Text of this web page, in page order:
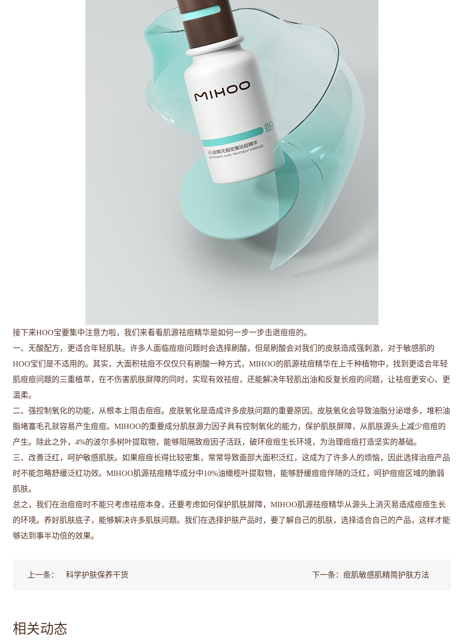
接下来HOO宝要集中注意力啦，我们来看看肌源祛痘精华是如何一步一步击退痘痘的。
一、无酸配方，更适合年轻肌肤。许多人面临痘痘问题时会选择刷酸，但是刷酸会对我们的皮肤造成强刺激，对于敏感肌的
HOO宝们是不适用的。其实，大面积祛痘不仅仅只有刷酸一种方式，MIHOO的肌源祛痘精华在上千种植物中，找到更适合年轻
肌痘痘问题的三重植萃，在不伤害肌肤屏障的同时，实现有效祛痘，还能解决年轻肌出油和反复长痘的问题，让祛痘更安心、更
温柔。
二、强控制氧化的功能，从根本上阻击痘痘。皮肤氧化是造成许多皮肤问题的重要原因。皮肤氧化会导致油脂分泌增多，堆积油
脂堵塞毛孔就容易产生痘痘。MIHOO的重要成分肌肤源力因子具有控制氧化的能力，保护肌肤屏障，从肌肤源头上减少痘痘的
产生。除此之外，4%的波尔多树叶提取物，能够阻隔致痘因子活跃，破环痘痘生长环境，为治理痘痘打造坚实的基础。
三、改善泛红，呵护敏感肌肤。如果痘痘长得比较密集，常常导致面部大面积泛红，这成为了许多人的烦恼，因此选择治痘产品
时不能忽略舒缓泛红功效。MIHOO肌源祛痘精华成分中10%油橄榄叶提取物，能够舒缓痘痘伴随的泛红，呵护痘痘区域的脆弱
肌肤。
总之，我们在治痘痘时不能只考虑祛痘本身，还要考虑如何保护肌肤屏障，MIHOO肌源祛痘精华从源头上消灭易造成痘痘生长
的环境。养好肌肤底子，能够解决许多肌肤问题。我们在选择护肤产品时，要了解自己的肌肤，选择适合自己的产品，这样才能
够达到事半功倍的效果。
上一条： 科学护肤保养干货 下一条： 痘肌敏感肌精简护肤方法
相关动态